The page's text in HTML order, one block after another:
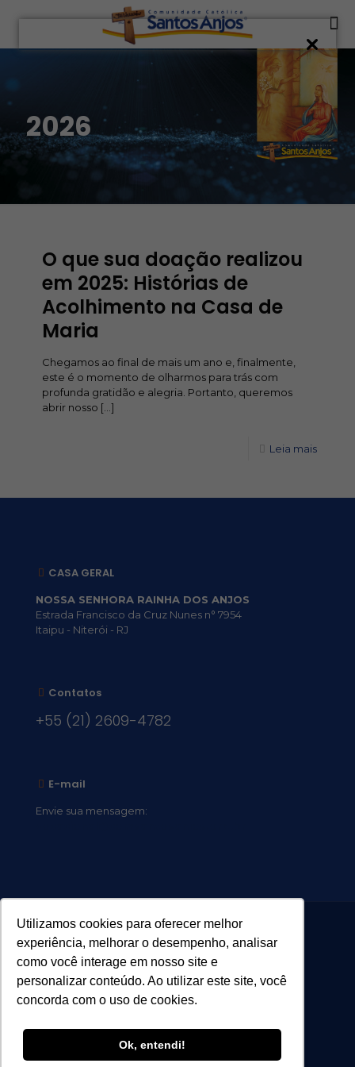
Utilizamos cookies para oferecer melhor
experiência, melhorar o desempenho, analisar
como você interage em nosso site e
personalizar conteúdo. Ao utilizar este site, você
concorda com o uso de cookies.
Ok, entendi!
2026
O que sua doação realizou
em 2025: Histórias de
Acolhimento na Casa de
Maria
Chegamos ao final de mais um ano e, finalmente,
este é o momento de olharmos para trás com
profunda gratidão e alegria. Portanto, queremos
abrir nosso […]
Leia mais
CASA GERAL
NOSSA SENHORA RAINHA DOS ANJOS
Estrada Francisco da Cruz Nunes n° 7954
Itaipu - Niterói - RJ
Contatos
+55 (21) 2609-4782
E-mail
Envie sua mensagem: